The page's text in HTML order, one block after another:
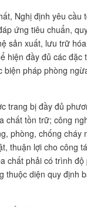
Nghị định yêu
ứng tiêu chuẩn,
sản xuất, lưu trữ
hiện đầy đủ các
biện pháp phòng
trang bị đầy đủ
chất tồn trữ; công
phòng, chống cháy
thuận lợi cho công
chất phải có trình
thuộc diện quy định